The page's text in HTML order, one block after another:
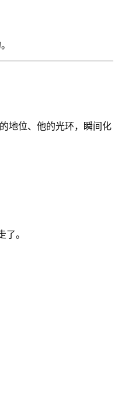
地位、他的光环，瞬间化
。